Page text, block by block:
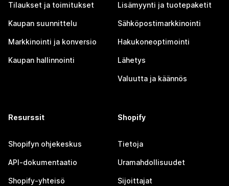
Tilaukset ja toimitukset
Kaupan suunnittelu
Markkinointi ja konversio
Kaupan hallinnointi
Lisämyynti ja tuotepaketit
Sähköpostimarkkinointi
Hakukoneoptimointi
Lähetys
Valuutta ja käännös
Resurssit
Shopifyn ohjekeskus
API-dokumentaatio
Shopify-yhteisö
Shopify
Tietoja
Uramahdollisuudet
Sijoittajat